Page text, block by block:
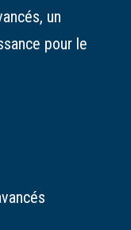
un
pour le